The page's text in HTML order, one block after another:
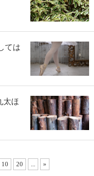
ては
太ほ
10 20 ...
»